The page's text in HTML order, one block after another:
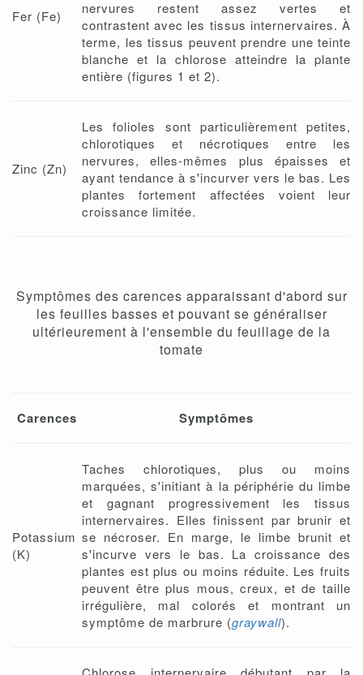
Fer (Fe)
nervures restent assez vertes et
contrastent avec les tissus internervaires. À
terme, les tissus peuvent prendre une teinte
blanche et la chlorose atteindre la plante
entière (figures 1 et 2).
Zinc (Zn)
Les folioles sont particulièrement petites,
chlorotiques et nécrotiques entre les
nervures, elles-mêmes plus épaisses et
ayant tendance à s'incurver vers le bas. Les
plantes fortement affectées voient leur
croissance limitée.
Symptômes des carences apparaissant d'abord sur
les feuilles basses et pouvant se généraliser
ultérieurement à l'ensemble du feuillage de la
tomate
Carences Symptômes
Potassium
(K)
Taches chlorotiques, plus ou moins
marquées, s'initiant à la périphérie du limbe
et gagnant progressivement les tissus
internervaires. Elles finissent par brunir et
se nécroser. En marge, le limbe brunit et
s'incurve vers le bas. La croissance des
plantes est plus ou moins réduite. Les fruits
peuvent être plus mous, creux, et de taille
irrégulière, mal colorés et montrant un
symptôme de marbrure (graywall).